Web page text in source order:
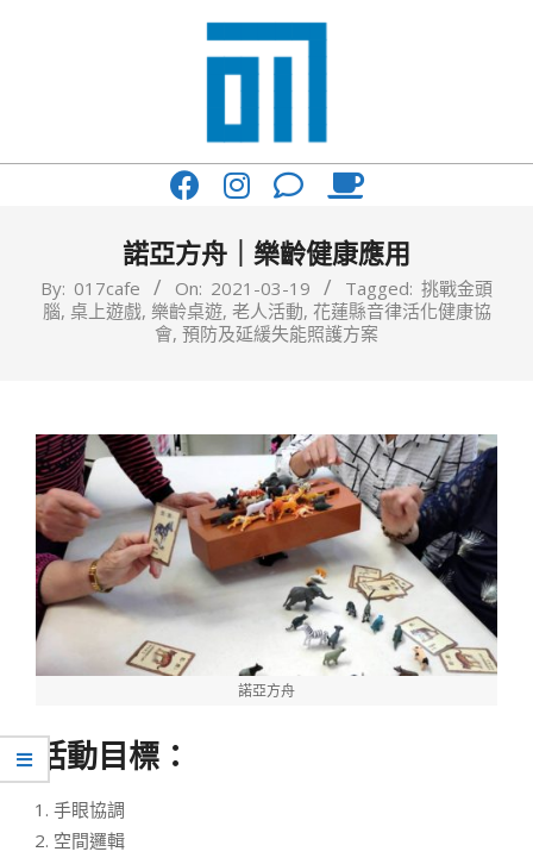
017
你
一
啡
館
諾亞方舟｜樂齡健康應用
By: 017cafe On: 2021-03-19 Tagged: 挑戰金頭
腦, 桌上遊戲, 樂齡桌遊, 老人活動, 花蓮縣音律活化健康協
會, 預防及延緩失能照護方案
諾亞方舟
活動目標：
手眼協調
空間邏輯